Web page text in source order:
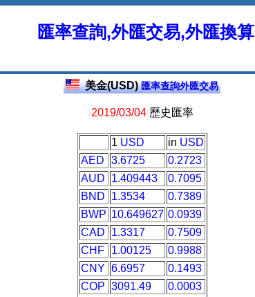
匯率查詢,外匯交易,外匯換算
美金(USD)匯率查詢外匯交易
2019/03/04歷史匯率
1 USD in USD
AED
3.6725
0.2723
AUD
1.409443
0.7095
BND
1.3534
0.7389
BWP 10.649627 0.0939
CAD
1.3317
0.7509
CHF
1.00125
0.9988
CNY 6.6957
0.1493
COP 3091.49
0.0003